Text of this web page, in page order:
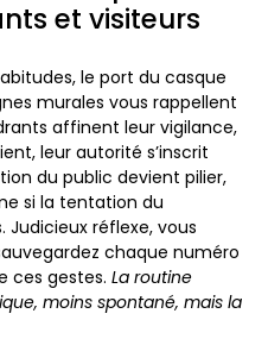
et visiteurs
le port du casque
murales vous rappellent
affinent leur vigilance,
leur autorité s’inscrit
du public devient pilier,
si la tentation du
réflexe, vous
chaque numéro
ces gestes. La routine
moins spontané, mais la